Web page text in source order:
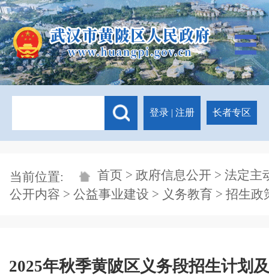
登录 | 注册 长者专区
当前位置: 首页 > 政府信息公开 > 法定主
公开内容 > 公益事业建设 > 义务教育 > 招生政
2025年秋季黄陂区义务段招生计划